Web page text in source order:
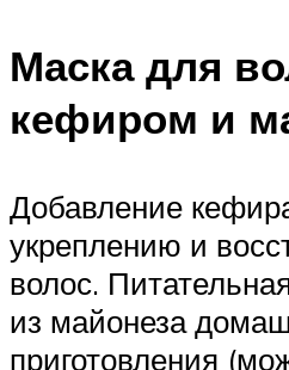
Маска для
кефиром и
Добавление
укреплению и
волос.
из майонеза
приготовления